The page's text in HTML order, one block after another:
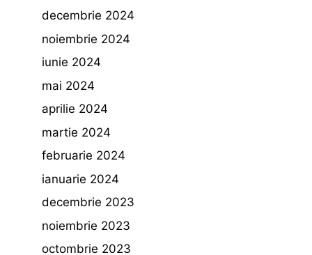
decembrie 2024
noiembrie 2024
iunie 2024
mai 2024
aprilie 2024
martie 2024
februarie 2024
ianuarie 2024
decembrie 2023
noiembrie 2023
octombrie 2023